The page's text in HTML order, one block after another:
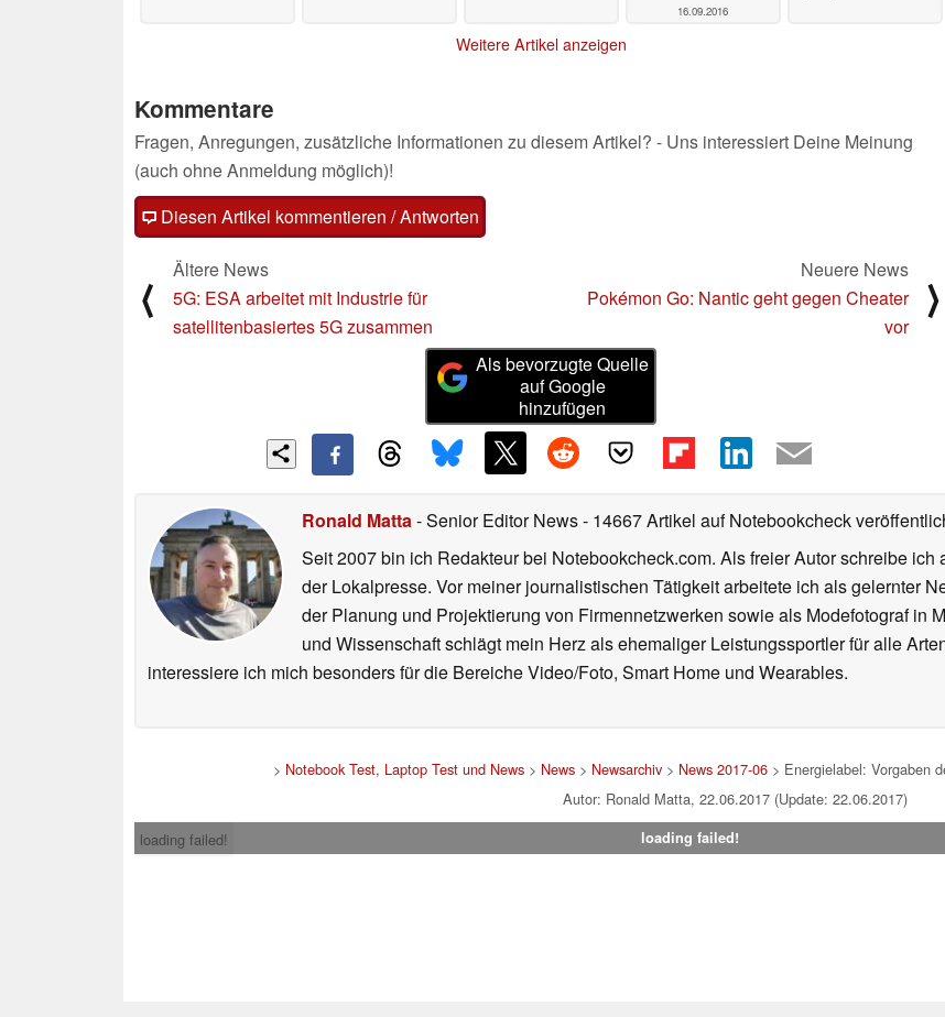
16.09.2016
Weitere Artikel anzeigen
Kommentare
Fragen, Anregungen, zusätzliche Informationen zu diesem Artikel? - Uns interessiert Deine Meinung
(auch ohne Anmeldung möglich)!
Diesen Artikel kommentieren / Antworten
⟨
Ältere News
5G: ESA arbeitet mit Industrie für
satellitenbasiertes 5G zusammen
Neuere News
Pokémon Go: Nantic geht gegen Cheater
vor
⟩
Als bevorzugte Quelle
auf Google
hinzufügen
Ronald Matta- Senior Editor News- 14667 Artikel auf Notebookcheck
Seit 2007 bin ich Redakteur bei Notebookcheck.com. Als freier Autor schreibe
der Lokalpresse. Vor meiner journalistischen Tätigkeit arbeitete ich als gelernter
der Planung und Projektierung von Firmennetzwerken sowie als Modefotograf in
und Wissenschaft schlägt mein Herz als ehemaliger Leistungssportler für alle
interessiere ich mich besonders für die Bereiche Video/Foto, Smart Home und Wearables.
> Notebook Test, Laptop Test und News> News> Newsarchiv> News 2017-06> Energielabel: Vorgaben
Autor: Ronald Matta, 22.06.2017 (Update: 22.06.2017)
loading failed!
loading failed!